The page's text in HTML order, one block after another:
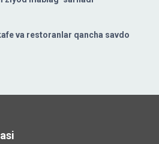
va restoranlar qancha savdo